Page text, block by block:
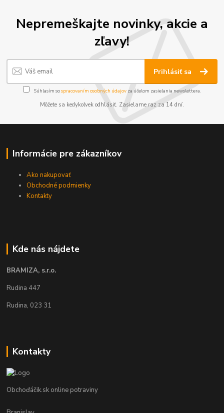
Nepremeškajte novinky, akcie a
zľavy!
Prihlásiť sa
Súhlasím sospracovaním osobných údajov za účelom zasielania newslettera.
Môžete sa kedykoľvek odhlásiť. Zasielame raz za 14 dní.
Informácie pre zákazníkov
Ako nakupovať
Obchodné podmienky
Kontakty
Kde nás nájdete
BRAMIZA, s.r.o.
Rudina 447
Rudina, 023 31
Kontakty
Obchoďáčik.sk online potraviny